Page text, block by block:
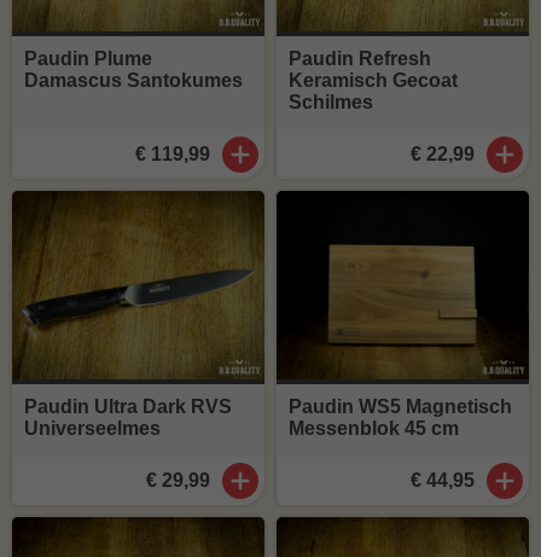
Paudin Plume
Damascus Santokumes
€ 119,99
Paudin Refresh
Keramisch Gecoat
Schilmes
€ 22,99
Paudin Ultra Dark RVS
Universeelmes
€ 29,99
Paudin WS5 Magnetisch
Messenblok 45 cm
€ 44,95